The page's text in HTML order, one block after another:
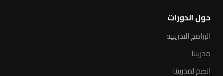
حول الدورات
البرامج التدريبية
مدربينا
انضم لمدربينا